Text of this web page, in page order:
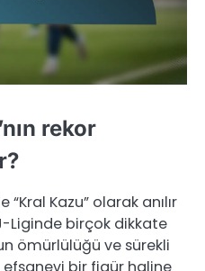
rekor
Kazu” olarak anılır
Liginde birçok dikkate
ömürlülüğü ve sürekli